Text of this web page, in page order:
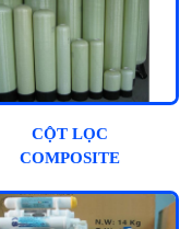
CỘT LỌC
COMPOSITE